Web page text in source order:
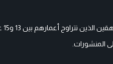
المنشورات.